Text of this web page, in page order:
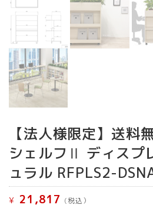
【法人様限定】送料
シェルフⅡ ディスプ
ュラル RFPLS2-
¥ 21,817 (税込）